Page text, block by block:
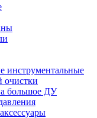
инструментальные
большое ДУ